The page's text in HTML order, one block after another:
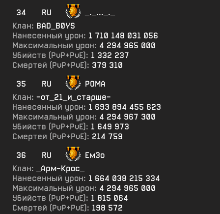
34
RU
_._..._._
Клан: BAD_B0YS
Нанесенный урон: 1 710 148 031 056
Максимальный урон: 4 294 965 000
Убийств (PvP+PvE): 1 332 237
Смертей (PvP+PvE): 379 310
35
RU
POMA
Клан: -от_21_и_старше-
Нанесенный урон: 1 693 894 455 623
Максимальный урон: 4 294 967 300
Убийств (PvP+PvE): 1 649 973
Смертей (PvP+PvE): 214 759
36
RU
ЕмЗо
Клан:
_Арм-Крос_
Нанесенный урон: 1 664 038 215 334
Максимальный урон: 4 294 965 000
Убийств (PvP+PvE): 1 815 064
Смертей (PvP+PvE): 198 572